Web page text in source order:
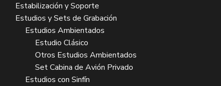
Estabilización y Soporte
Estudios y Sets de Grabación
Estudios Ambientados
Estudio Clásico
Otros Estudios Ambientados
Set Cabina de Avión Privado
Estudios con Sinfín